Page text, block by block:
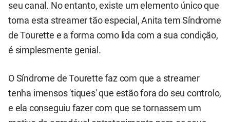
seu canal. No entanto, existe um elemento único que
torna esta streamer tão especial, Anita tem Síndrome
de Tourette e a forma como lida com a sua condição,
é simplesmente genial.
O Síndrome de Tourette faz com que a streamer
tenha imensos 'tiques' que estão fora do seu controlo,
e ela conseguiu fazer com que se tornassem um